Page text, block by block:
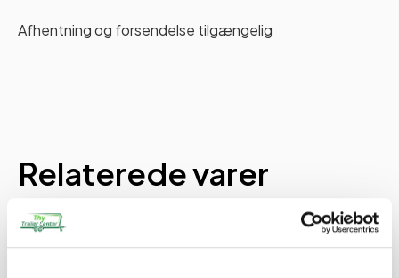
Afhentning og forsendelse tilgængelig
Relaterede varer
PÅ LAGER